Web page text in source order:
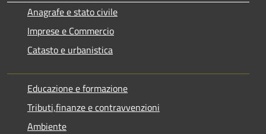
Anagrafe e stato civile
Imprese e Commercio
Catasto e urbanistica
Educazione e formazione
Tributi,finanze e contravvenzioni
Ambiente